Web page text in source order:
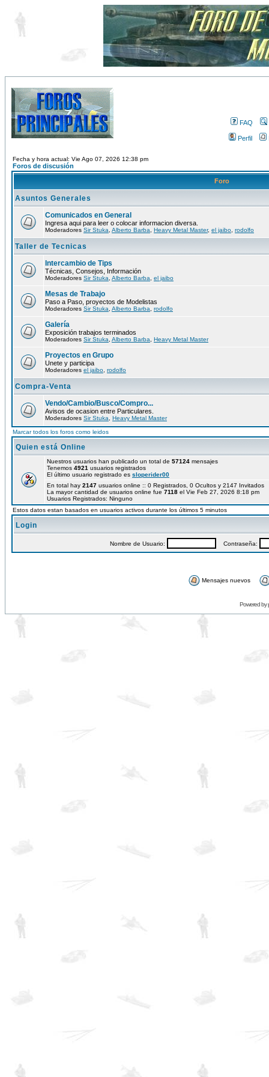
FAQ
Perfil
Fecha y hora actual: Vie Ago 07, 2026 12:38 pm
Foros de discusión
Foro
Asuntos Generales
Comunicados en General
Ingresa aqui para leer o colocar informacion diversa.
Moderadores Sir Stuka Alberto Barba Heavy Metal Master, el jaibo rodolfo
Taller de Tecnicas
Intercambio de Tips
Técnicas, Consejos, Información
Moderadores Sir Stuka Alberto Barba el jaibo
Mesas de Trabajo
Paso a Paso, proyectos de Modelistas
Moderadores Sir Stuka Alberto Barba rodolfo
Galería
Exposición trabajos terminados
Moderadores Sir Stuka Alberto Barba Heavy Metal Master
Proyectos en Grupo
Unete y participa
Moderadores el jaibo rodolfo
Compra-Venta
Vendo/Cambio/Busco/Compro...
Avisos de ocasion entre Particulares.
Moderadores Sir Stuka Heavy Metal Master
Marcar todos los foros como leidos
Quien está Online
Nuestros usuarios han publicado un total de 57124 mensajes
Tenemos 4921 usuarios registrados
El último usuario registrado es sloperider00
En total hay 2147 usuarios online :: 0 Registrados, 0 Ocultos y 2147
La mayor cantidad de usuarios online fue 7118 el Vie Feb 27, 2026 8:18 pm
Usuarios Registrados: Ninguno
Estos datos estan basados en usuarios activos durante los últimos 5 minutos
Login
Nombre de Usuario: Contraseña:
Mensajes nuevos
Powered by